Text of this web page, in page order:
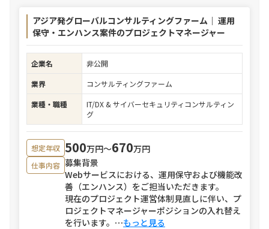
アジア発グローバルコンサルティングファーム｜ 運用
保守・エンハンス案件のプロジェクトマネージャー
企業名
非公開
業界
コンサルティングファーム
業種・職種
IT/DX & サイバーセキュリティコンサルティン
グ
想定年収 500万円〜670万円
仕事内容 募集背景
Webサービスにおける、運用保守および機能改
善（エンハンス）をご担当いただきます。
現在のプロジェクト運営体制見直しに伴い、プ
ロジェクトマネージャーポジションの入れ替え
を行います。 ⋯もっと見る